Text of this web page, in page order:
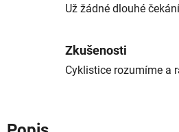
Už žádné dlouhé čekání
Zkušenosti
Cyklistice rozumíme a